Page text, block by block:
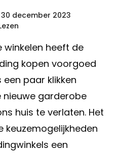
30 december 2023
winkelen heeft de
kopen voorgoed
paar klikken
nieuwe garderobe
huis te verlaten. Het
keuzemogelijkheden
een